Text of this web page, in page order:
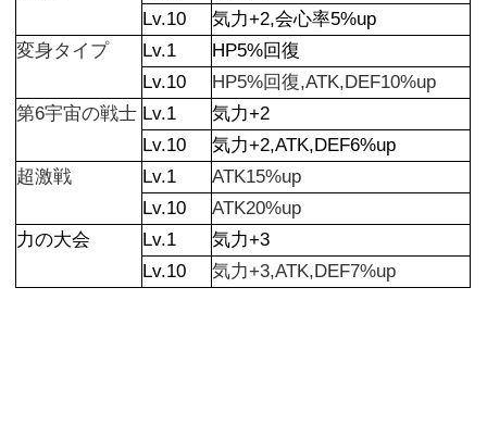
Lv.10
気力+2,会心率5%up
変身タイプ
Lv.1
HP5%回復
Lv.10
HP5%回復,ATK,DEF10%up
第6宇宙の戦士 Lv.1
気力+2
Lv.10
気力+2,ATK,DEF6%up
超激戦
Lv.1
ATK15%up
Lv.10
ATK20%up
力の大会
Lv.1
気力+3
Lv.10
気力+3,ATK,DEF7%up